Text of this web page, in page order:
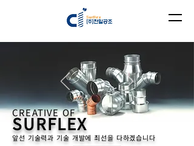
CREATIVE OF
SURFLEX
앞선 기술력과 기술 개발에 최선을 다하겠습니다